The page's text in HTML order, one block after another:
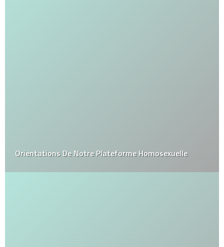
Orientations De Notre Plateforme Homosexuelle